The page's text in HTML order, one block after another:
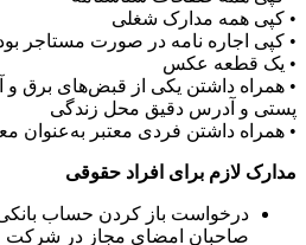
• کپی همه مدارک شغلی
• کپی اجاره نامه در صورت مستاجر
• یک قطعه عکس
• همراه داشتن یکی از قبض‌های برق و
پستی و آدرس دقیق محل زندگی
• همراه داشتن فردی معتبر به‌عنوان
مدارک لازم برای افراد حقوقی
درخواست باز کردن حساب
صاحبان امضای مجاز در شرکت